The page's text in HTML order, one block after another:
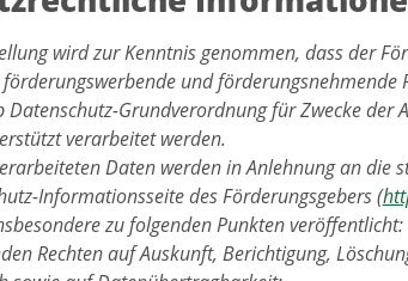
wird zur Kenntnis genommen, dass der
und
Datenschutz-Grundverordnung für Zwecke der
verarbeitet werden.
Daten werden in Anlehnung an die
Informationsseite des Förderungsgebers (
zu folgenden Punkten veröffentlicht:
Rechten auf Auskunft, Berichtigung,